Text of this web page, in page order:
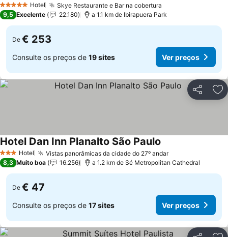
5 Estrelas Hotel Skye Restaurante e Bar na cobertura
9,5 Excelente 22.180 a 1.1 km de Ibirapuera Park
De € 253
Consulte os preços de 19 sites Ver preços
Partilhar
3 EstrelasHotel Vistas panorâmicas da cidade do 27º andarVer preços
Hotel Dan Inn Planalto São Paulo
8,3 Muito boa 16.256 a 1.2 km de Sé Metropolitan Cathedral
De € 47
Consulte os preços de 17 sites Ver preços